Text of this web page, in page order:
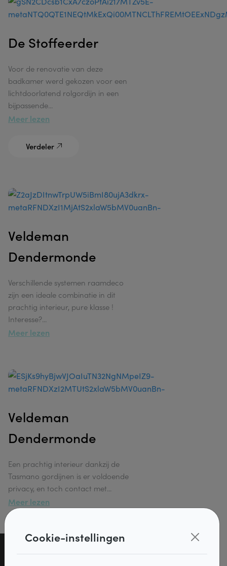
Producten
Realisaties
Inspiratie
Services
Verdelers
De Stoffeerder
Voor de renovatie van deze
badkamer werd gekozen voor een
lichtdoorlatend rolgordijn in een
bijpassende
Meer lezen
Verdeler
Veldeman
Dendermonde
Verschillende systemen raamdeco
zijn een ideale combinatie in dit
prachtig interieur, pure klasse !
Interesse?
Meer lezen
Veldeman
Dendermonde
Een prachtig interieur dankzij de
Tasmano gordijnen is er voldoende
privacy, en toch contact met
Meer lezen
Cookie-instellingen